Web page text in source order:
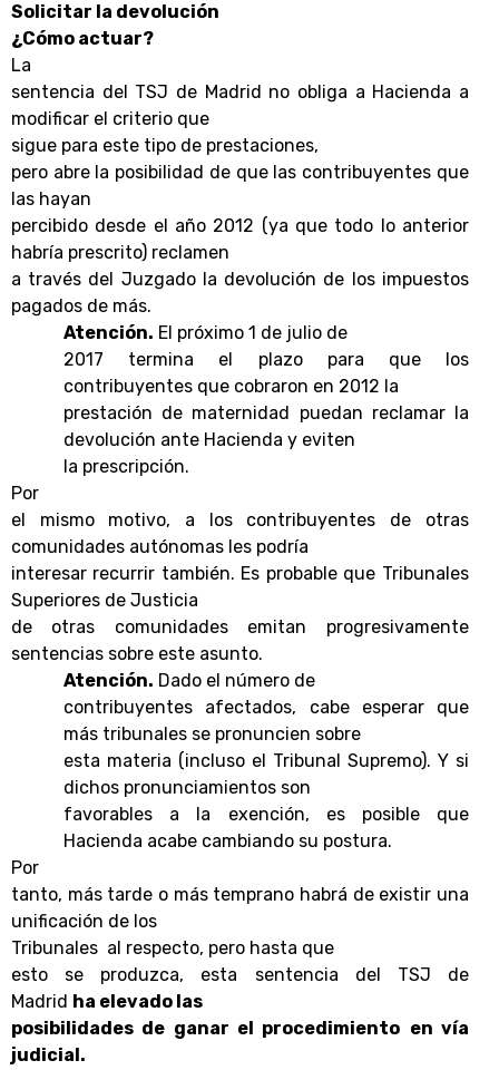
Solicitar la devolución
¿Cómo actuar?
La
sentencia del TSJ de Madrid no obliga a Hacienda a
modificar el criterio que
sigue para este tipo de prestaciones,
pero abre la posibilidad de que las contribuyentes que
las hayan
percibido desde el año 2012 (ya que todo lo anterior
habría prescrito) reclamen
a través del Juzgado la devolución de los impuestos
pagados de más.
Atención. El próximo 1 de julio de
2017 termina el plazo para que los
contribuyentes que cobraron en 2012 la
prestación de maternidad puedan reclamar la
devolución ante Hacienda y eviten
la prescripción.
Por
el mismo motivo, a los contribuyentes de otras
comunidades autónomas les podría
interesar recurrir también. Es probable que Tribunales
Superiores de Justicia
de otras comunidades emitan progresivamente
sentencias sobre este asunto.
Atención. Dado el número de
contribuyentes afectados, cabe esperar que
más tribunales se pronuncien sobre
esta materia (incluso el Tribunal Supremo). Y si
dichos pronunciamientos son
favorables a la exención, es posible que
Hacienda acabe cambiando su postura.
Por
tanto, más tarde o más temprano habrá de existir una
unificación de los
Tribunales al respecto, pero hasta que
esto se produzca, esta sentencia del TSJ de
Madrid ha elevado las
posibilidades de ganar el procedimiento en vía
judicial.